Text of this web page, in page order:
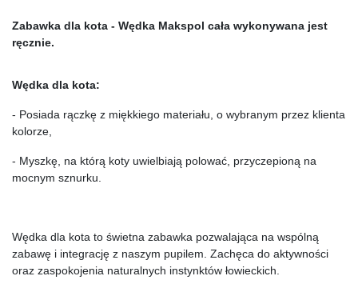
Zabawka dla kota - Wędka Makspol cała wykonywana jest
ręcznie.
Wędka dla kota:
- Posiada rączkę z miękkiego materiału, o wybranym przez klienta
kolorze,
- Myszkę, na którą koty uwielbiają polować, przyczepioną na
mocnym sznurku.
Wędka dla kota to świetna zabawka pozwalająca na wspólną
zabawę i integrację z naszym pupilem. Zachęca do aktywności
oraz zaspokojenia naturalnych instynktów łowieckich.